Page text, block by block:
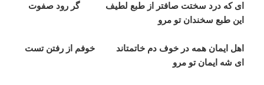
ای که درد سختت صاف­تر از طبع لطیف گر رود صفوت
این طبع سخندان تو مرو
اهل ایمان همه در خوف دم خاتمت­اند خوفم از رفتن تست
ای شه ایمان تو مرو